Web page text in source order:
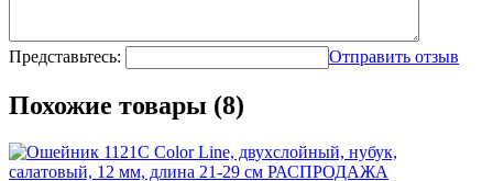
Представьтесь: Отправить отзыв
Похожие товары (8)